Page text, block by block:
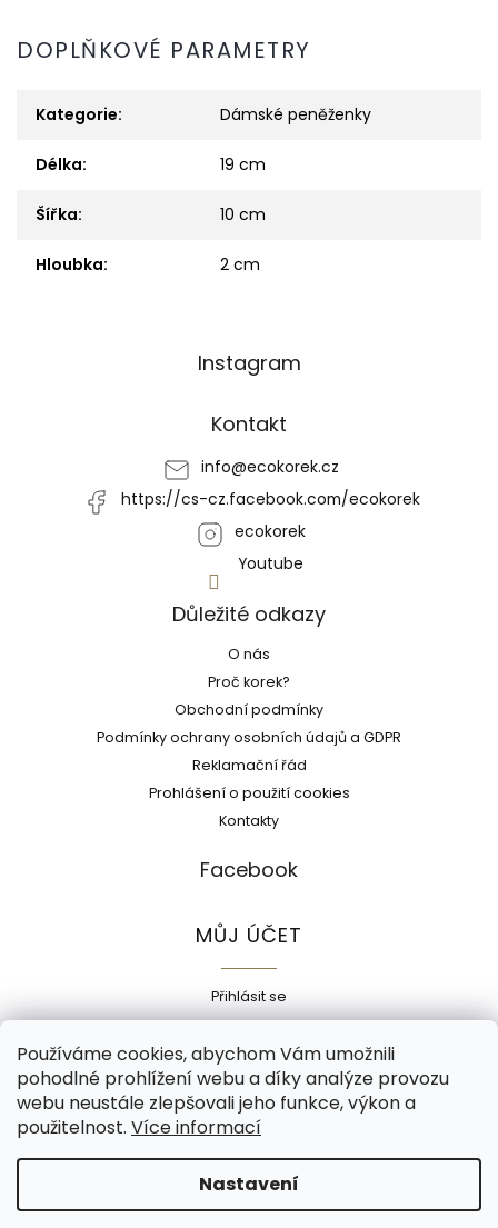
Používáme cookies, abychom Vám umožnili
pohodlné prohlížení webu a díky analýze provozu
webu neustále zlepšovali jeho funkce, výkon a
použitelnost. Více informací
Nastavení
DOPLŇKOVÉ PARAMETRY
Kategorie: Dámské peněženky
Délka: 19 cm
Šířka: 10 cm
Hloubka: 2 cm
Instagram
Kontakt
info@ecokorek.cz
https://cs-cz.facebook.com/ecokorek
ecokorek
Youtube
Důležité odkazy
O nás
Proč korek?
Obchodní podmínky
Podmínky ochrany osobních údajů a GDPR
Reklamační řád
Prohlášení o použití cookies
Kontakty
Facebook
MŮJ ÚČET
Přihlásit se
Registrace
Historie objednávek
Adresy
Odhlásit se
Ecokorek. Všechna práva vyhrazena.